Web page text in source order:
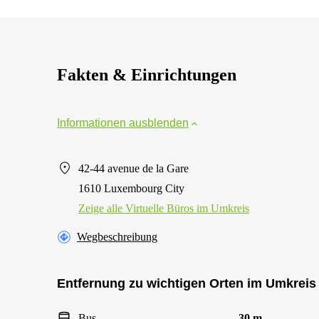
Fakten & Einrichtungen
Informationen ausblenden
42-44 avenue de la Gare
1610 Luxembourg City
Zeige alle Virtuelle Büros im Umkreis
Wegbeschreibung
Entfernung zu wichtigen Orten im Umkreis